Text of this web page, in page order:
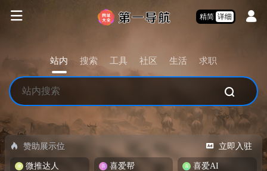
精简 详细
站内 搜索 工具 社区 生活 求职
赞助展示位 立即入驻
微推达人 喜爱帮 喜爱AI